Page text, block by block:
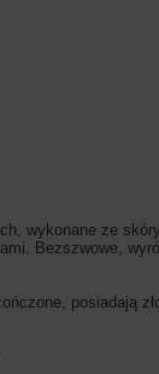
wykonane ze
Bezszwowe,
posiadają